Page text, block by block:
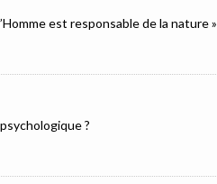
est responsable de la nature »
?